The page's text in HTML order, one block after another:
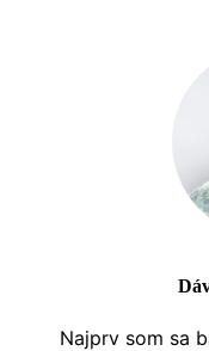
Najprv som sa